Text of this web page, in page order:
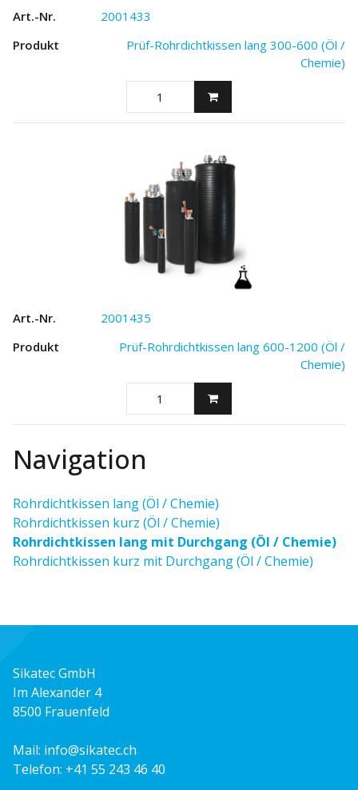
Navigation
Rohrdichtkissen lang (Öl / Chemie)
Rohrdichtkissen kurz (Öl / Chemie)
Rohrdichtkissen lang mit Durchgang (Öl / Chemie)
Rohrdichtkissen kurz mit Durchgang (Öl / Chemie)
2001433
Prüf-Rohrdichtkissen lang 300-600 (Öl /
Chemie)
2001435
Prüf-Rohrdichtkissen lang 600-1200 (Öl /
Chemie)
Sikatec GmbH
Im Alexander 4
8500 Frauenfeld
Mail: info@sikatec.ch
Telefon: +41 55 243 46 40